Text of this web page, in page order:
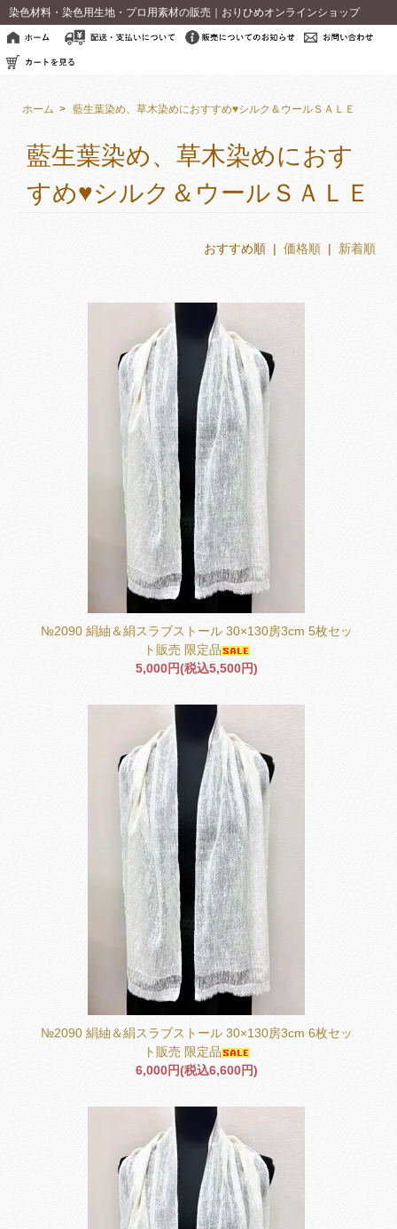
染色材料・染色用生地・プロ用素材の販売｜おりひめオンラインショップ
ホーム > 藍生葉染め、草木染めにおすすめ♥シルク＆ウールＳＡＬＥ
藍生葉染め、草木染めにおす
すめ♥シルク＆ウールＳＡＬＥ
おすすめ順 | 価格順| 新着順
№2090 絹紬＆絹スラブストール 30×130房3cm 5枚セッ
ト販売 限定品
5,000円(税込5,500円)
№2090 絹紬＆絹スラブストール 30×130房3cm 6枚セッ
ト販売 限定品
6,000円(税込6,600円)